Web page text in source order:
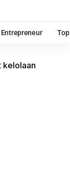
Entrepreneur